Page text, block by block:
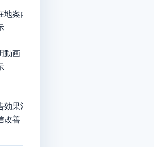
地案内、アクセス情報
動画・外部コンテンツの
効果測定、適切な広告表⽰、
改善